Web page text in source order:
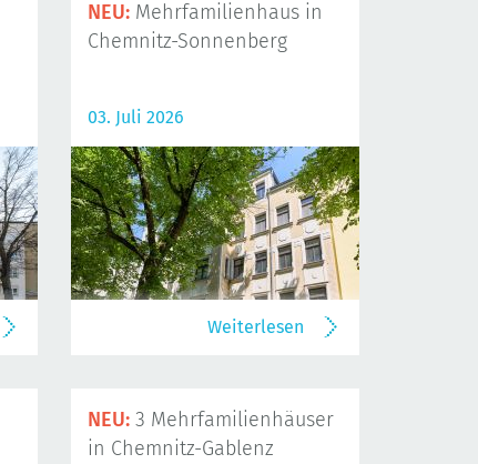
NEU: Mehrfamilienhaus in
Chemnitz-Sonnenberg
03. Juli 2026
Weiterlesen
NEU: 3 Mehrfamilienhäuser
in Chemnitz-Gablenz